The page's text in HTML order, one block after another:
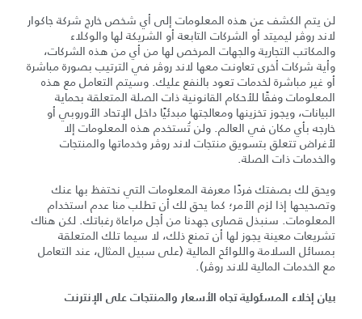
لن يتم الكشف عن هذه المعلومات إلى أي شخص خارج شركة جاكوار
لاند روڤر ليميتد أو الشركات التابعة أو الشريكة لها والوكلاء
والمكاتب التجارية والجهات المرخص لها من أي من هذه الشركات،
وأية شركات أخرى تعاونت معها لاند روڤر في الترتيب بصورة مباشرة
أو غير مباشرة لخدمات تعود بالنفع عليك. وسيتم التعامل مع هذه
المعلومات وفقًا للأحكام القانونية ذات الصلة المتعلقة بحماية
البيانات، ويجوز تخزينها ومعالجتها مبدئيًا داخل الإتحاد الأوروبي أو
خارجه بأي مكان في العالم. ولن تُستخدم هذه المعلومات إلا
لأغراض تتعلق بتسويق منتجات لاند روڤر وخدماتها والمنتجات
والخدمات ذات الصلة.
ويحق لك بصفتك فردًا معرفة المعلومات التي نحتفظ بها عنك
وتصحيحها إذا لزم الأمر؛ كما يحق لك أن تطلب منا عدم استخدام
المعلومات. سنبذل قصارى جهدنا من أجل مراعاة رغباتك. لكن هناك
تشريعات معينة يجوز لها أن تمنع ذلك، لا سيما تلك المتعلقة
بمسائل السلامة واللوائح المالية (على سبيل المثال، عند التعامل
مع الخدمات المالية للاند روڤر).
بيان إخلاء المسئولية تجاه الأسعار والمنتجات على الإنترنت